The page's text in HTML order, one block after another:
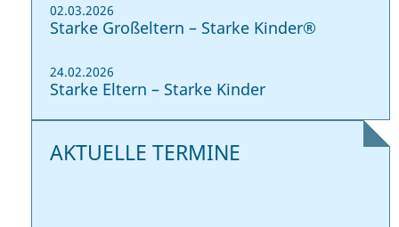
02.03.2026
Starke Großeltern – Starke Kinder®
24.02.2026
Starke Eltern – Starke Kinder
AKTUELLE TERMINE